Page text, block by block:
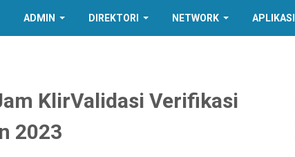
ADMIN DIREKTORI NETWORK APLIKASI
KlirValidasi Verifikasi
2023